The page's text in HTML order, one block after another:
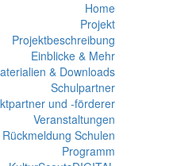
Home
Projekt
Projektbeschreibung
Einblicke & Mehr
& Downloads
Schulpartner
und -förderer
Veranstaltungen
Rückmeldung Schulen
Programm